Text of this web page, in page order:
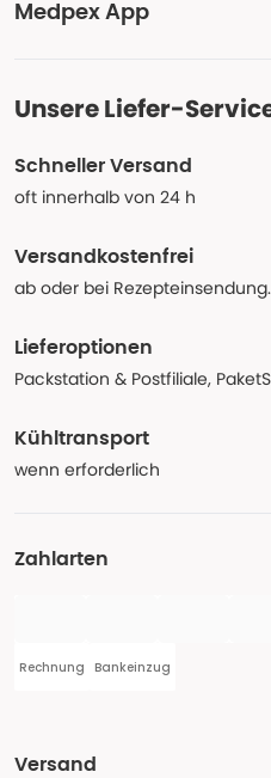
Medpex App
Unsere Liefer-
Schneller Versand
oft innerhalb von 24 h
Versandkostenfrei
ab oder bei
Lieferoptionen
Packstation & Postfiliale,
Kühltransport
wenn erforderlich
Zahlarten
Rechnung Bankeinzug
Versand